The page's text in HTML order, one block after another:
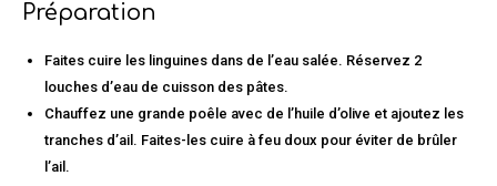
Préparation
Faites cuire les linguines dans de l’eau salée. Réservez 2
louches d’eau de cuisson des pâtes.
Chauffez une grande poêle avec de l’huile d’olive et ajoutez les
tranches d’ail. Faites-les cuire à feu doux pour éviter de brûler
l’ail.